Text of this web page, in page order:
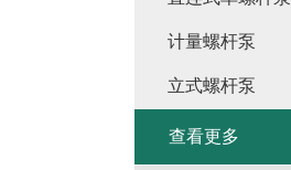
计量螺杆泵
立式螺杆泵
查看更多